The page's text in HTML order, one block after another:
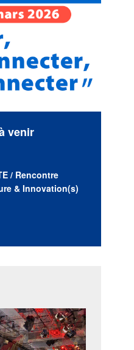
venir
/ Rencontre
& Innovation(s)